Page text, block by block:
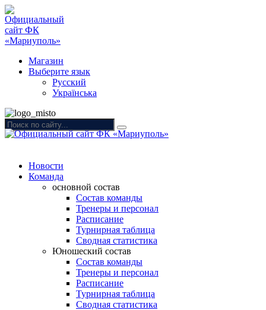
Магазин
Выберите язык
Русский
Українська
Новости
Команда
основной состав
Состав команды
Тренеры и персонал
Расписание
Турнирная таблица
Сводная статистика
Юношеский состав
Состав команды
Тренеры и персонал
Расписание
Турнирная таблица
Сводная статистика